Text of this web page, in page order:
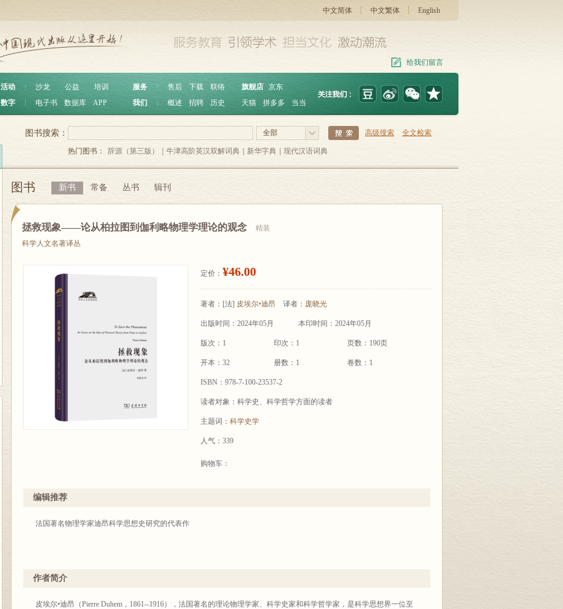
中文简体 中文繁体 English
给我们留言
活动 沙龙 公益
培训
数字
电子书 数据库 APP
服务 ︱ 售后 下载
联络
我们
概述 招聘 历史
旗舰店 京东
天猫
拼多多 当当
全部 高级搜索 全文检索
图书搜索：
热门图书： 辞源（第三版） 牛津高阶英汉双解词典 新华字典 现代汉语词典
图书 新书 常备 丛书 辑刊
拯救现象——论从柏拉图到伽利略物理学理论的观念
精装
科学人文名著译丛
定价： ¥46.00
著者： [法] 皮埃尔•迪昂 译者： 庞晓光
出版时间：2024年05月 本印时间：2024年05月
版次：1 印次：1 页数：190页
开本：32 册数：1 卷数：1
ISBN：978-7-100-23537-2
读者对象：科学史、科学哲学方面的读者
主题词： 科学史学
人气：339
购物车：
编辑推荐
法国著名物理学家迪昂科学思想史研究的代表作
作者简介
皮埃尔•迪昂（Pierre Duhem，1861--1916），法国著名的理论物理学家、科学史家和科学哲学家，是科学思想界一位至